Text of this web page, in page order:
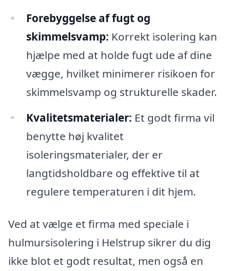
Forebyggelse af fugt og
skimmelsvamp: Korrekt isolering kan
hjælpe med at holde fugt ude af dine
vægge, hvilket minimerer risikoen for
skimmelsvamp og strukturelle skader.
Kvalitetsmaterialer: Et godt firma vil
benytte høj kvalitet
isoleringsmaterialer, der er
langtidsholdbare og effektive til at
regulere temperaturen i dit hjem.
Ved at vælge et firma med speciale i
hulmursisolering i Helstrup sikrer du dig
ikke blot et godt resultat, men også en